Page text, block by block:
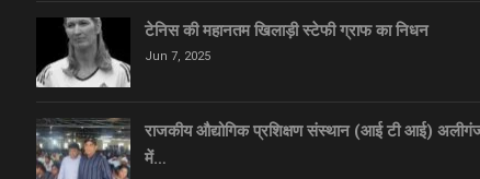
टेनिस की महानतम खिलाड़ी स्टेफी ग्राफ का निधन
Jun 7, 2025
राजकीय औद्योगिक प्रशिक्षण संस्थान (आई टी आई)
में…